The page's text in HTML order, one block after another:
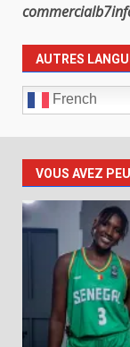
AUTRES
French
VOUS AVEZ